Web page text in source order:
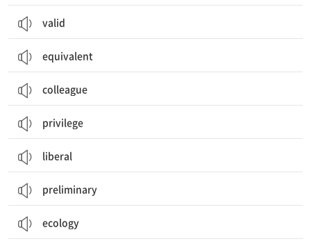
valid
equivalent
colleague
privilege
liberal
preliminary
ecology